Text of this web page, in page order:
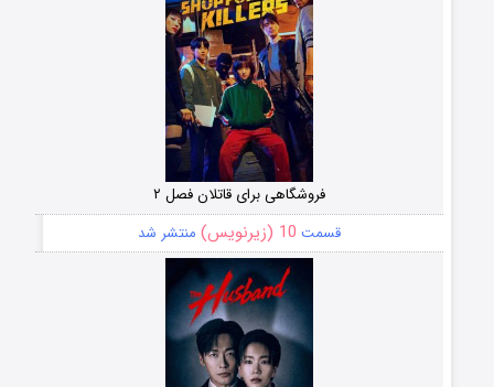
فروشگاهی برای قاتلان فصل ۲
منتشر شد